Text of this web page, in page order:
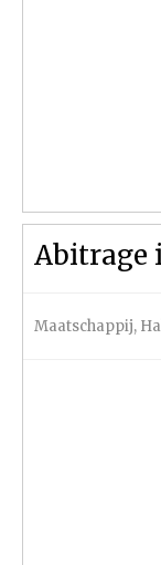
Abitrage
Maatschappij,